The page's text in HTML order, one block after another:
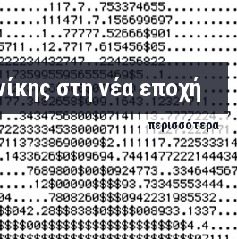
στη νέα εποχή
περισσότερα